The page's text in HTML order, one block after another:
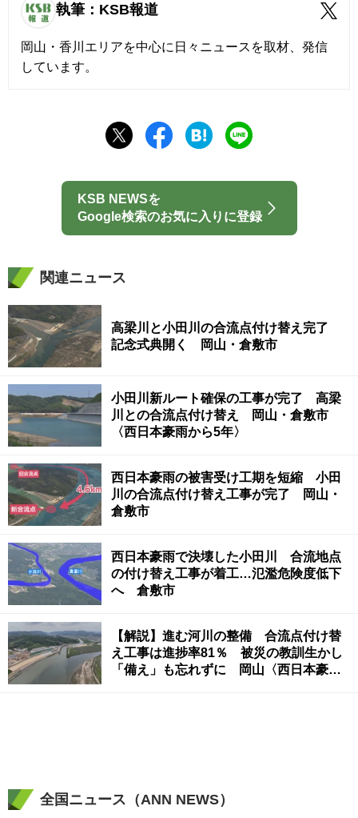
執筆：KSB報道
岡山・香川エリアを中心に日々ニュースを取材、発信
しています。
KSB NEWSを
Google検索のお気に入りに登録
関連ニュース
高梁川と小田川の合流点付け替え完了
記念式典開く 岡山・倉敷市
小田川新ルート確保の工事が完了 高梁
川との合流点付け替え 岡山・倉敷市
〈西日本豪雨から5年〉
西日本豪雨の被害受け工期を短縮 小田
川の合流点付け替え工事が完了 岡山・
倉敷市
西日本豪雨で決壊した小田川 合流地点
の付け替え工事が着工…氾濫危険度低下
へ 倉敷市
【解説】進む河川の整備 合流点付け替
え工事は進捗率81％ 被災の教訓生かし
「備え」も忘れずに 岡山〈西日本豪雨
全国ニュース（ANN NEWS）